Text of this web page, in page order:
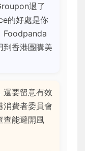
退了
的好處是你
Foodpanda
到香港團購美
還要留意有效
消費者委員會
查能避開風